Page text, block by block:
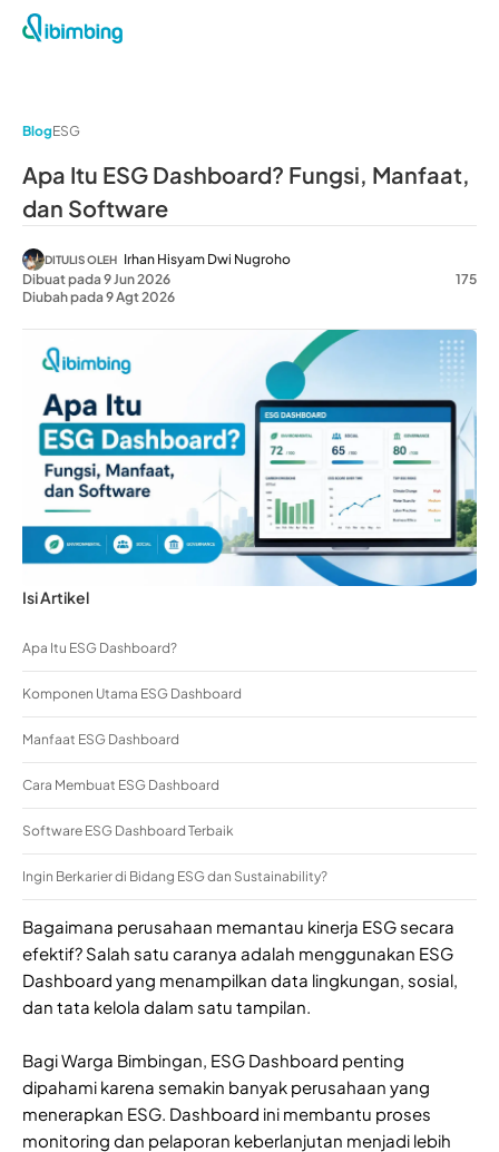
BlogESG
Apa Itu ESG Dashboard? Fungsi, Manfaat,
dan Software
DITULIS OLEH Irhan Hisyam Dwi Nugroho
Dibuat pada 9 Jun 2026
Diubah pada 9 Agt 2026
175
Isi Artikel
Apa Itu ESG Dashboard?
Komponen Utama ESG Dashboard
Manfaat ESG Dashboard
Cara Membuat ESG Dashboard
Software ESG Dashboard Terbaik
Ingin Berkarier di Bidang ESG dan Sustainability?
Bagaimana perusahaan memantau kinerja ESG secara
efektif? Salah satu caranya adalah menggunakan ESG
Dashboard yang menampilkan data lingkungan, sosial,
dan tata kelola dalam satu tampilan.
Bagi Warga Bimbingan, ESG Dashboard penting
dipahami karena semakin banyak perusahaan yang
menerapkan ESG. Dashboard ini membantu proses
monitoring dan pelaporan keberlanjutan menjadi lebih